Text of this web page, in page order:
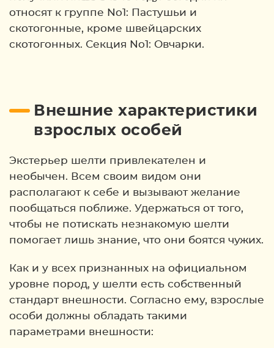
относят к группе No1: Пастушьи и
скотогонные, кроме швейцарских
скотогонных. Секция No1: Овчарки.
Внешние характеристики
взрослых особей
Экстерьер шелти привлекателен и
необычен. Всем своим видом они
располагают к себе и вызывают желание
пообщаться поближе. Удержаться от того,
чтобы не потискать незнакомую шелти
помогает лишь знание, что они боятся чужих.
Как и у всех признанных на официальном
уровне пород, у шелти есть собственный
стандарт внешности. Согласно ему, взрослые
особи должны обладать такими
параметрами внешности: